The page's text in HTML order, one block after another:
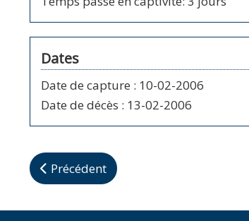
Dates
Date de capture : 10-02-2006
Date de décès : 13-02-2006
Article précédent : Anonyme
Précédent